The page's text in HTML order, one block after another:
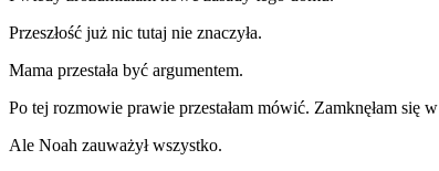
Przeszłość już nic tutaj nie znaczyła.
Mama przestała być argumentem.
Po tej rozmowie prawie przestałam mówić. Zamknęłam się
Ale Noah zauważył wszystko.